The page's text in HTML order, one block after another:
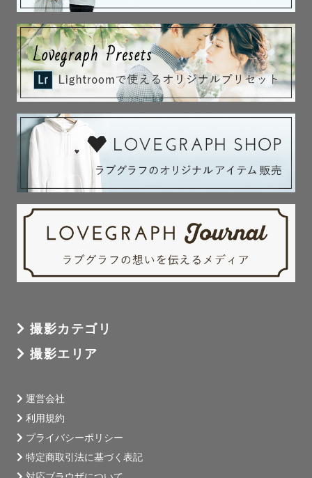
撮影カテゴリ
撮影エリア
運営会社
利用規約
プライバシーポリシー
特定商取引法に基づく表記